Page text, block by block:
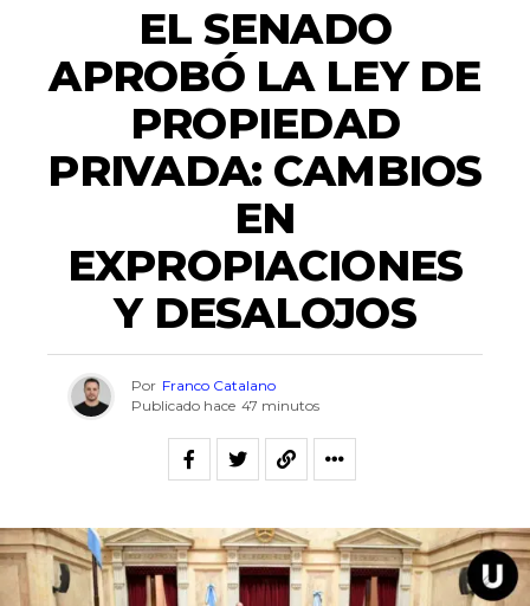
EL SENADO
APROBÓ LA LEY DE
PROPIEDAD
PRIVADA: CAMBIOS
EN
EXPROPIACIONES
Y DESALOJOS
Por Franco Catalano
Publicado hace 47 minutos